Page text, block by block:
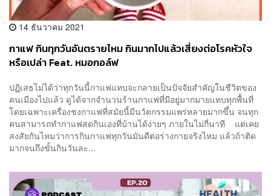
14 ธันวาคม 2021
กาแฟ กินทุกวันอันตรายไหม กินมากไปแล้วเสี่ยงต่อโรคหัวใจ
หรือเปล่า Feat. หมอกอล์ฟ
ปฏิเสธไม่ได้ว่าทุกวันนี้กาแฟแทบจะกลายเป็นปัจจัยสำคัญในชีวิตของ
คนเมืองไปแล้ว ดูได้จากจำนวนร้านกาแฟที่มีอยู่มากมายแทบทุกพื้นที่
โดยเฉพาะเครื่องชงกาแฟที่สมัยนี้มีนวัตกรรมแพร่หลายมากขึ้น จนทุก
คนสามารถทำกาแฟสดกินเองที่บ้านได้ง่ายๆ ภายในไม่กี่นาที แต่เคย
สงสัยกันไหมว่าการกินกาแฟทุกวันมันดีต่อร่างกายจริงไหม แล้วถ้าติด
มากจนถึงขั้นกินวันละ...